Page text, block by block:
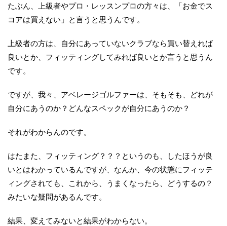
たぶん、上級者やプロ・レッスンプロの方々は、「お金でス
コアは買えない」と言うと思うんです。
上級者の方は、自分にあっていないクラブなら買い替えれば
良いとか、フィッティングしてみれば良いとか言うと思うん
です。
ですが、我々、アベレージゴルファーは、そもそも、どれが
自分にあうのか？どんなスペックが自分にあうのか？
それがわからんのです。
はたまた、フィッティング？？？というのも、したほうが良
いとはわかっているんですが、なんか、今の状態にフィッテ
ィングされても、これから、うまくなったら、どうするの？
みたいな疑問があるんです。
結果、変えてみないと結果がわからない。